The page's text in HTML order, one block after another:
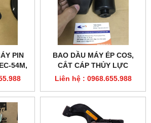
PIN
54M,
BAO DẦU MÁY ÉP COS,
CẮT CÁP THỦY LỰC
Liên hệ : 0968.655.988